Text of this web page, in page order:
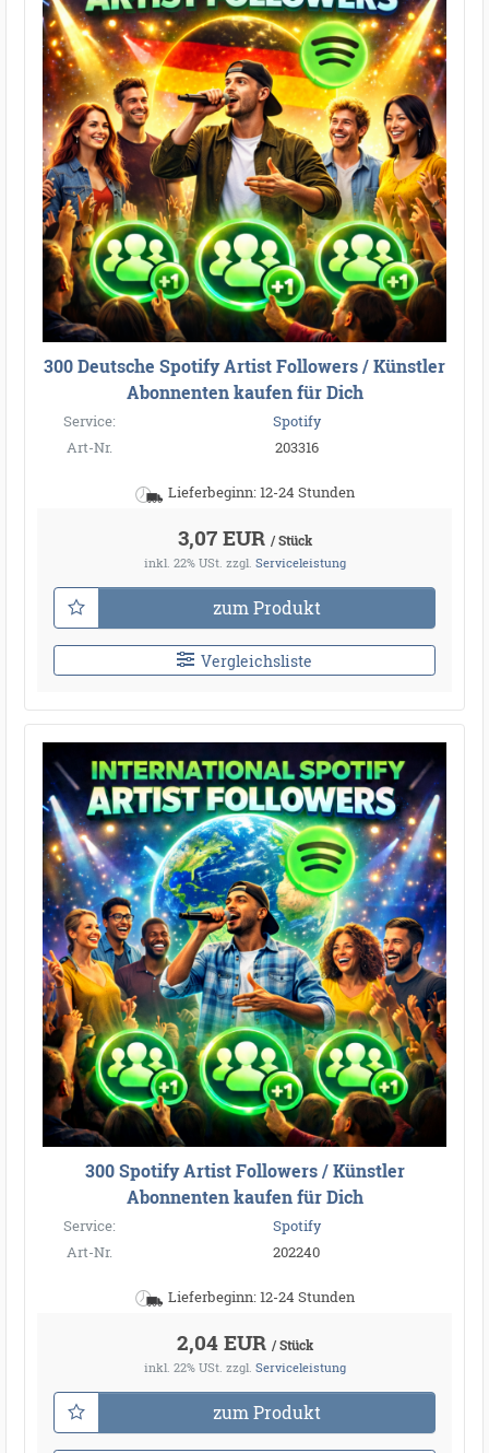
300 Deutsche Spotify Artist Followers / Künstler
Abonnenten kaufen für Dich
Service:
Spotify
Art-Nr.
203316
Lieferbeginn: 12-24 Stunden
3,07 EUR / Stück
inkl. 22% USt. zzgl. Serviceleistung
zum Produkt
Vergleichsliste
300 Spotify Artist Followers / Künstler
Abonnenten kaufen für Dich
Service:
Spotify
Art-Nr.
202240
Lieferbeginn: 12-24 Stunden
2,04 EUR / Stück
inkl. 22% USt. zzgl. Serviceleistung
zum Produkt